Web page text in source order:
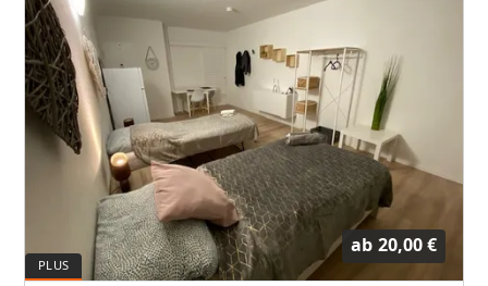
ab 20,00 €